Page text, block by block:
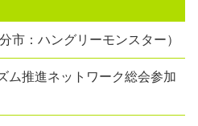
市：ハングリーモンスター）
ム推進ネットワーク総会参加